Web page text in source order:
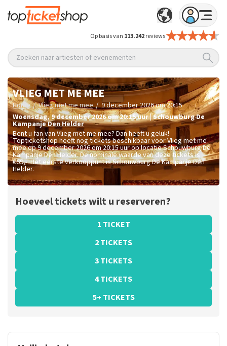
Op basis van 113.242reviews
Zoeken naar artiesten of evenementen
VLIEG MET ME MEE
Home / Vlieg met me mee / 9 december 2026 om 20:15
woensdag,9 december 2026 om 20:15uur|Schouwburg De
KampanjeDen Helder
Bent u fan van Vlieg met me mee? Dan heeft u geluk!
Topticketshop heeft nog tickets beschikbaar voor Vlieg met me
mee op 9 december 2026 om 20:15 uur op locatie Schouwburg De
Kampanje Den Helder. De nominale waarde van deze tickets is
€69,-. Het eerste verkooppunt is Schouwburg De Kampanje Den
Helder.
Hoeveel tickets wilt u reserveren?
1 TICKET
2 TICKETS
3 TICKETS
4 TICKETS
5+ TICKETS